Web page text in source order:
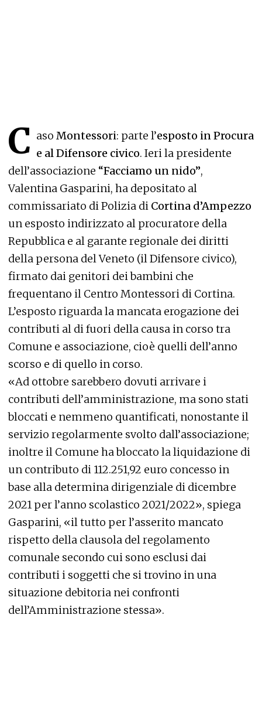
C aso Montessori: parte l’esposto in Procura
e al Difensore civico. Ieri la presidente
dell’associazione “Facciamo un nido”,
Valentina Gasparini, ha depositato al
commissariato di Polizia di Cortina d’Ampezzo
un esposto indirizzato al procuratore della
Repubblica e al garante regionale dei diritti
della persona del Veneto (il Difensore civico),
firmato dai genitori dei bambini che
frequentano il Centro Montessori di Cortina.
L’esposto riguarda la mancata erogazione dei
contributi al di fuori della causa in corso tra
Comune e associazione, cioè quelli dell’anno
scorso e di quello in corso.
«Ad ottobre sarebbero dovuti arrivare i
contributi dell’amministrazione, ma sono stati
bloccati e nemmeno quantificati, nonostante il
servizio regolarmente svolto dall’associazione;
inoltre il Comune ha bloccato la liquidazione di
un contributo di 112.251,92 euro concesso in
base alla determina dirigenziale di dicembre
2021 per l’anno scolastico 2021/2022», spiega
Gasparini, «il tutto per l’asserito mancato
rispetto della clausola del regolamento
comunale secondo cui sono esclusi dai
contributi i soggetti che si trovino in una
situazione debitoria nei confronti
dell’Amministrazione stessa».